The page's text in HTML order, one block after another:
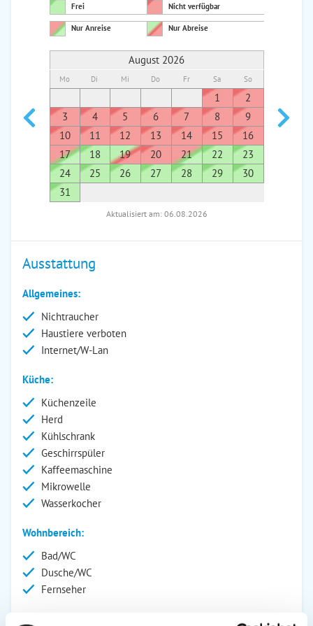
Frei Nicht verfügbar
Nur Anreise Nur Abreise
August 2026
Mo Di Mi Do Fr Sa So
1
2
3
4 5 6 7 8
9
10
11 12 13 14 15
16
17
18 19 20 21 22
23
24
25 26 27 28 29
30
31
7
Aktualisiert am: 06.08.2026
Ausstattung
Allgemeines:
Nichtraucher
Haustiere verboten
Internet/W-Lan
Küche:
Küchenzeile
Herd
Kühlschrank
Geschirrspüler
Kaffeemaschine
Mikrowelle
Wasserkocher
Wohnbereich:
Bad/WC
Dusche/WC
Fernseher